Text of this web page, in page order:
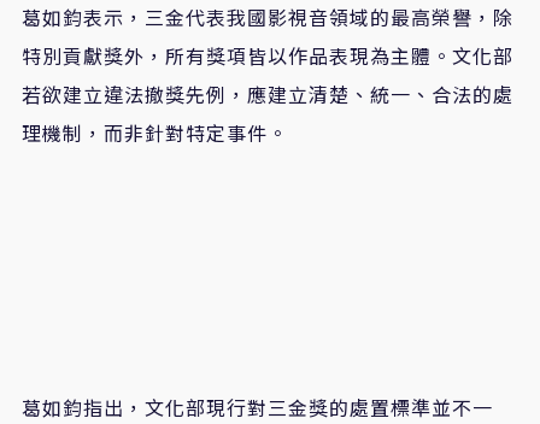
葛如鈞表示 ， 三金代表我國影視音領域的最高榮譽，除
特別貢獻獎外，所有獎項皆以作品表現為主體。文化部
若欲建立違法撤獎先例，應建立清楚、統一、合法的處
理機制，而非針對特定事件。
葛如鈞指出，文化部現行對三金獎的處置標準並不一